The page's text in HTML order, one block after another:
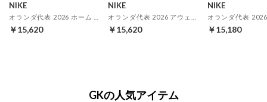
NIKE
￥15,620
NIKE
￥15,620
NIKE
￥15,180
GKの人気アイテム